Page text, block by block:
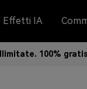
Effetti IA
100%